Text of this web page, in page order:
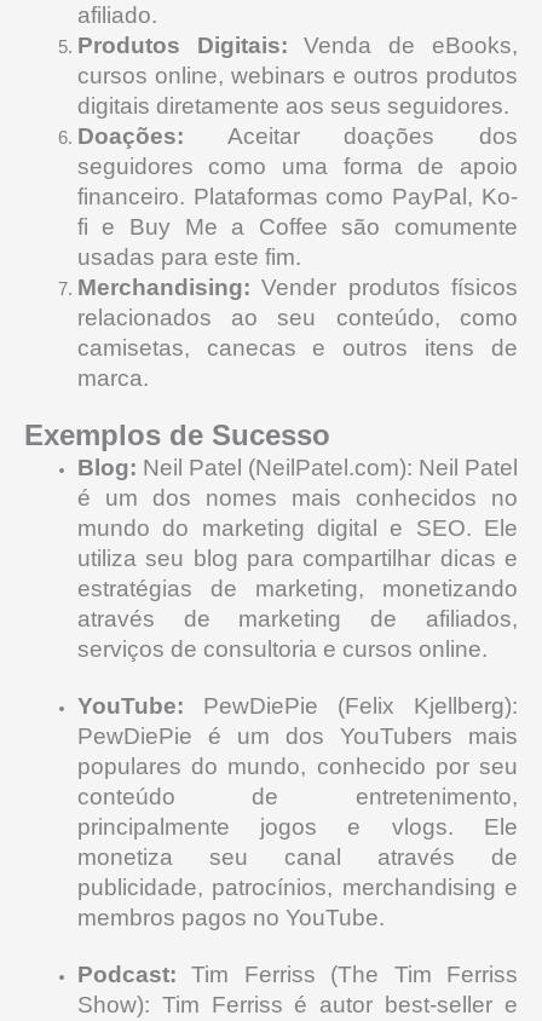
afiliado.
Produtos Digitais: Venda de eBooks,
cursos online, webinars e outros produtos
digitais diretamente aos seus seguidores.
Doações: Aceitar doações dos
seguidores como uma forma de apoio
financeiro. Plataformas como PayPal, Ko-
fi e Buy Me a Coffee são comumente
usadas para este fim.
Merchandising: Vender produtos físicos
relacionados ao seu conteúdo, como
camisetas, canecas e outros itens de
marca.
Exemplos de Sucesso
Blog: Neil Patel (NeilPatel.com): Neil Patel
é um dos nomes mais conhecidos no
mundo do marketing digital e SEO. Ele
utiliza seu blog para compartilhar dicas e
estratégias de marketing, monetizando
através de marketing de afiliados,
serviços de consultoria e cursos online.
YouTube: PewDiePie (Felix Kjellberg):
PewDiePie é um dos YouTubers mais
populares do mundo, conhecido por seu
conteúdo de entretenimento,
principalmente jogos e vlogs. Ele
monetiza seu canal através de
publicidade, patrocínios, merchandising e
membros pagos no YouTube.
Podcast: Tim Ferriss (The Tim Ferriss
Show): Tim Ferriss é autor best-seller e